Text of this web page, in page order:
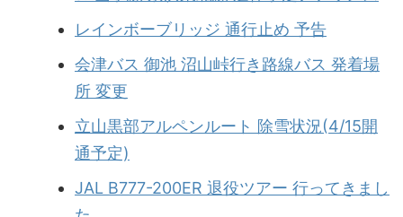
レインボーブリッジ 通行止め 予告
会津バス 御池 沼山峠行き路線バス 発着場
所 変更
立山黒部アルペンルート 除雪状況(4/15開
通予定)
JAL B777-200ER 退役ツアー 行ってきまし